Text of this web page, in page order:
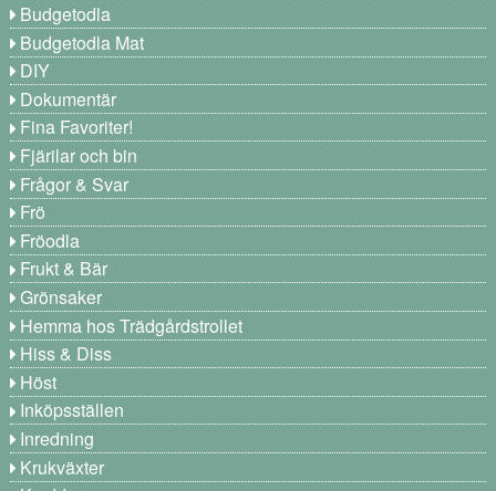
Budgetodla
Budgetodla Mat
DIY
Dokumentär
Fina Favoriter!
Fjärilar och bin
Frågor & Svar
Frö
Fröodla
Frukt & Bär
Grönsaker
Hemma hos Trädgårdstrollet
Hiss & Diss
Höst
Inköpsställen
Inredning
Krukväxter